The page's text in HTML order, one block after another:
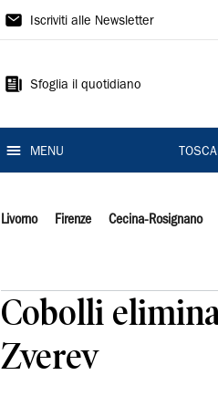
Il
Iscriviti alle Newsletter
Sfoglia il quotidiano
MENU
Livorno Firenze Cecina-Rosignano
Cobolli
Zverev